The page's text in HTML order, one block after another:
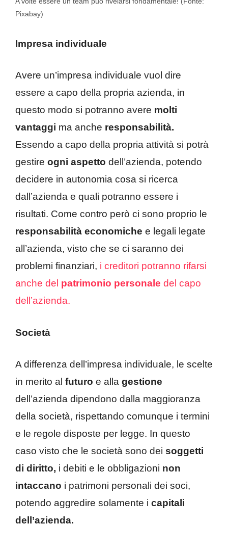
Pixabay)
Impresa individuale
Avere un’impresa individuale vuol dire
essere a capo della propria azienda, in
questo modo si potranno avere molti
vantaggi ma anche responsabilità.
Essendo a capo della propria attività si potrà
gestire ogni aspetto dell’azienda, potendo
decidere in autonomia cosa si ricerca
dall’azienda e quali potranno essere i
risultati. Come contro però ci sono proprio le
responsabilità economiche e legali legate
all’azienda, visto che se ci saranno dei
problemi finanziari, i creditori potranno rifarsi
anche del patrimonio personale del capo
dell’azienda.
Società
A differenza dell’impresa individuale, le scelte
in merito al futuro e alla gestione
dell’azienda dipendono dalla maggioranza
della società, rispettando comunque i termini
e le regole disposte per legge. In questo
caso visto che le società sono dei soggetti
di diritto, i debiti e le obbligazioni non
intaccano i patrimoni personali dei soci,
potendo aggredire solamente i capitali
dell’azienda.